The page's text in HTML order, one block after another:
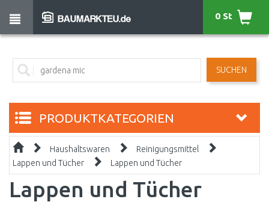
SUCHEN
0 St
PRODUKTKATEGORIEN
Haushaltswaren
Reinigungsmittel
Lappen und Tücher
Lappen und Tücher
Lappen und Tücher